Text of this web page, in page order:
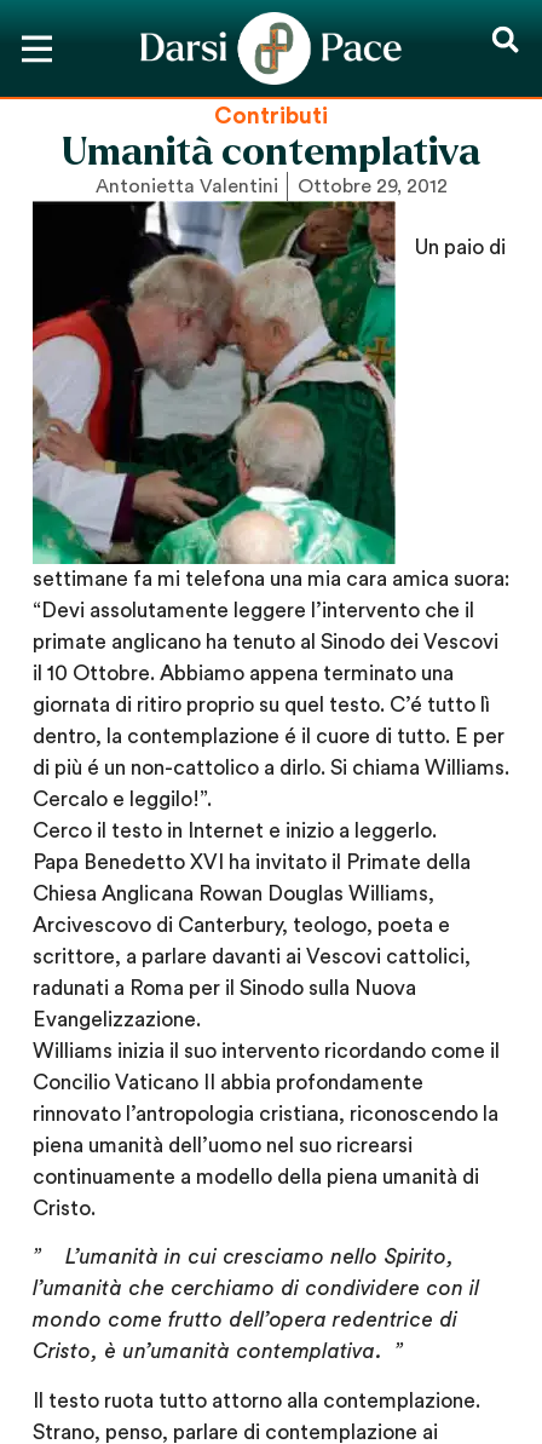
Contributi
Umanità contemplativa
Antonietta Valentini Ottobre 29, 2012
Un paio di
settimane fa mi telefona una mia cara amica suora:
“Devi assolutamente leggere l’intervento che il
primate anglicano ha tenuto al Sinodo dei Vescovi
il 10 Ottobre. Abbiamo appena terminato una
giornata di ritiro proprio su quel testo. C’é tutto lì
dentro, la contemplazione é il cuore di tutto. E per
di più é un non-cattolico a dirlo. Si chiama Williams.
Cercalo e leggilo!”.
Cerco il testo in Internet e inizio a leggerlo.
Papa Benedetto XVI ha invitato il Primate della
Chiesa Anglicana Rowan Douglas Williams,
Arcivescovo di Canterbury, teologo, poeta e
scrittore, a parlare davanti ai Vescovi cattolici,
radunati a Roma per il Sinodo sulla Nuova
Evangelizzazione.
Williams inizia il suo intervento ricordando come il
Concilio Vaticano II abbia profondamente
rinnovato l’antropologia cristiana, riconoscendo la
piena umanità dell’uomo nel suo ricrearsi
continuamente a modello della piena umanità di
Cristo.
” L’umanità in cui cresciamo nello Spirito,
l’umanità che cerchiamo di condividere con il
mondo come frutto dell’opera redentrice di
Cristo, è un’umanità contemplativa. ”
Il testo ruota tutto attorno alla contemplazione.
Strano, penso, parlare di contemplazione ai